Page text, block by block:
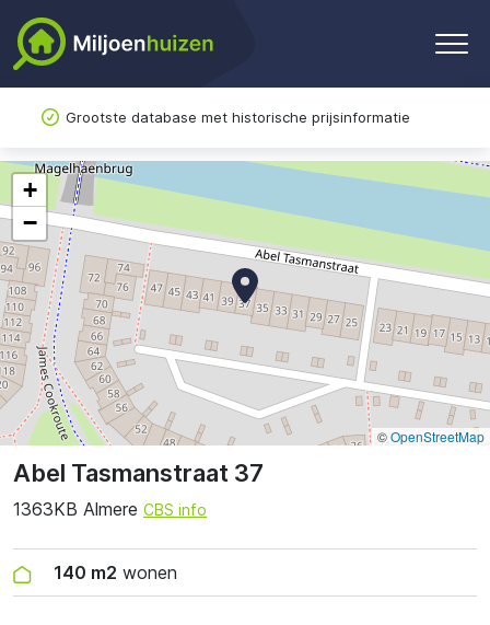
Grootste database met historische prijsinformatie
Abel Tasmanstraat 37
1363KB Almere CBS info
140 m2 wonen
+
−
©OpenStreetMap